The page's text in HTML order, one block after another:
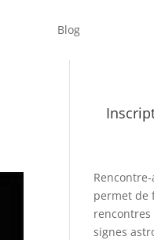
Blog
permet de
signes